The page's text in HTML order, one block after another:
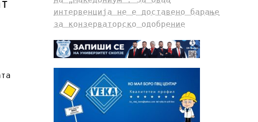
интервенција не е доставено барање
за конзерваторско одобрение